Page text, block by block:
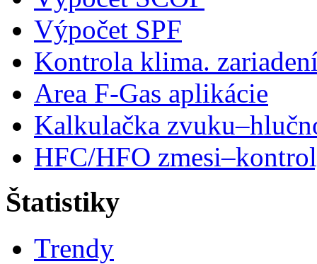
Výpočet SPF
Kontrola klima.
Area F-Gas aplikácie
Kalkulačka
HFC/HFO
Štatistiky
Trendy